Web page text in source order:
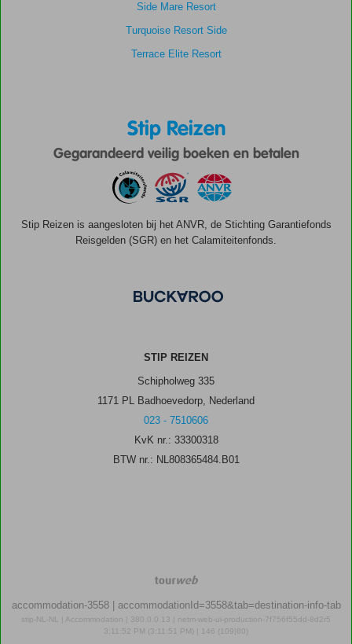
Side Mare Resort
Turquoise Resort Side
Terrace Elite Resort
Stip Reizen
Gegarandeerd veilig boeken en betalen
Stip Reizen is aangesloten bij het ANVR, de Stichting Garantiefonds
Reisgelden (SGR) en het Calamiteitenfonds.
STIP REIZEN
Schipholweg 335
1171 PL Badhoevedorp, Nederland
023 - 7510606
KvK nr.: 33300318
BTW nr.: NL808365484.B01
TourWeb
©
accommodation-3558 | accommodationId=3558&tab=destination-info-tab
stip-NL-NL | Accommodation | 380.0.0.13 | netm-web-ui-production-7f756f55dd-8d2r5
3:11:52 PM (3:11:51 PM) | 146 (109|80)